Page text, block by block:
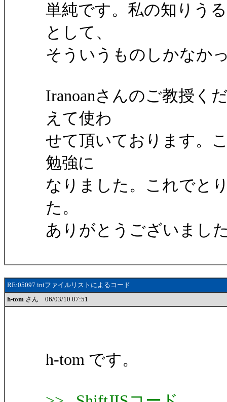
単純です。私の知りう
として、
そういうものしかなか
Iranoanさんのご教授く
えて使わ
せて頂いております。
勉強に
なりました。これでと
た。
ありがとうございまし
RE:05097 iniファイルリストによるコード
h-tom さん 06/03/10 07:51
h-tom です。